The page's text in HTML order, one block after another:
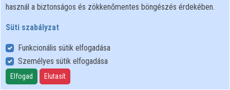
Morishima Kunihiro - Kozmikus müonok leképezése
használ a biztonságos és zökkenőmentes böngészés érdekében.
Süti szabályzat
Funkcionális sütik elfogadása
Személyes sütik elfogadása
Elfogad Elutasít